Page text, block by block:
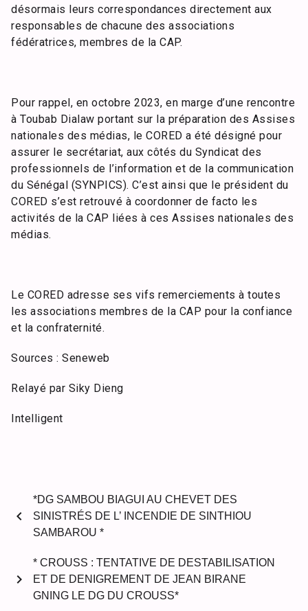
désormais leurs correspondances directement aux
responsables de chacune des associations
fédératrices, membres de la CAP.
Pour rappel, en octobre 2023, en marge d’une rencontre
à Toubab Dialaw portant sur la préparation des Assises
nationales des médias, le CORED a été désigné pour
assurer le secrétariat, aux côtés du Syndicat des
professionnels de l’information et de la communication
du Sénégal (SYNPICS). C’est ainsi que le président du
CORED s’est retrouvé à coordonner de facto les
activités de la CAP liées à ces Assises nationales des
médias.
Le CORED adresse ses vifs remerciements à toutes
les associations membres de la CAP pour la confiance
et la confraternité.
Sources : Seneweb
Relayé par Siky Dieng
Intelligent
chevron_left
*DG SAMBOU BIAGUI AU CHEVET DES
SINISTRÉS DE L’ INCENDIE DE SINTHIOU
SAMBAROU *
* CROUSS : TENTATIVE DE DESTABILISATION
ET DE DENIGREMENT DE JEAN BIRANE
GNING LE DG DU CROUSS*
chevron_right